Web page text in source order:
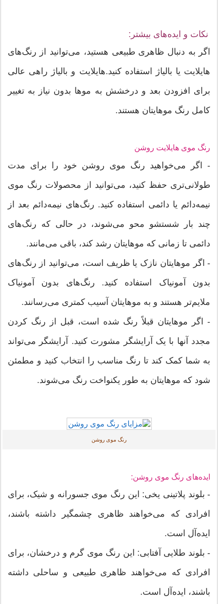
نکات و ایده‌های بیشتر:
اگر به دنبال ظاهری طبیعی هستید، می‌توانید از رنگ‌های
هایلایت یا بالیاژ استفاده کنید.هایلایت و بالیاژ راهی عالی
برای افزودن بعد و درخشش به موها بدون نیاز به تغییر
کامل رنگ موهایتان هستند.
رنگ موی هایلایت روشن
- اگر می‌خواهید رنگ موی روشن خود را برای مدت
طولانی‌تری حفظ کنید، می‌توانید از محصولات رنگ موی
نیمه‌دائم یا دائمی استفاده کنید. رنگ‌های نیمه‌دائم بعد از
چند بار شستشو محو می‌شوند، در حالی که رنگ‌های
دائمی تا زمانی که موهایتان رشد کند، باقی می‌مانند.
- اگر موهایتان نازک یا ظریف است، می‌توانید از رنگ‌های
بدون آمونیاک استفاده کنید. رنگ‌های بدون آمونیاک
ملایم‌تر هستند و به موهایتان آسیب کمتری می‌رسانند.
- اگر موهایتان قبلاً رنگ شده است، قبل از رنگ کردن
مجدد آنها با یک آرایشگر مشورت کنید. آرایشگر می‌تواند
به شما کمک کند تا رنگ مناسب را انتخاب کنید و مطمئن
شود که موهایتان به طور یکنواخت رنگ می‌شوند.
رنگ موی روشن
ایده‌های رنگ موی روشن:
- بلوند پلاتینی یخی: این رنگ موی جسورانه و شیک، برای
افرادی که می‌خواهند ظاهری چشمگیر داشته باشند،
ایده‌آل است.
- بلوند طلایی آفتابی: این رنگ موی گرم و درخشان، برای
افرادی که می‌خواهند ظاهری طبیعی و ساحلی داشته
باشند، ایده‌آل است.